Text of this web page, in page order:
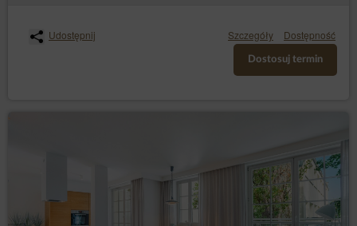
organizacyjne, aby zapewnić stopień bezpieczeństwa
Działania marketingowe administratora
danych polegającym na publikacji treści związanych ze
świadczonymi usługami oraz treści promocyjnych akcji, w
które Administrator danych jest zaangażowany.
Jednocześnie działanie to nie narusza praw i wolności
Gości/Użytkowników, Goście/Użytkownicy spodziewają się
Udostępnij Szczegóły Dostępność
Dostosuj termin